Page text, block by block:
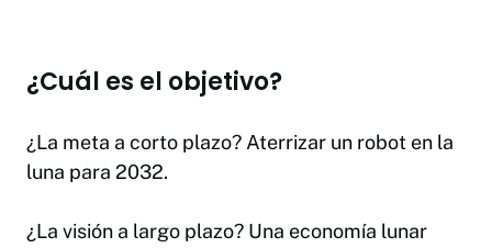
¿Cuál es el objetivo?
¿La meta a corto plazo? Aterrizar un robot en la
luna para 2032.
¿La visión a largo plazo? Una economía lunar